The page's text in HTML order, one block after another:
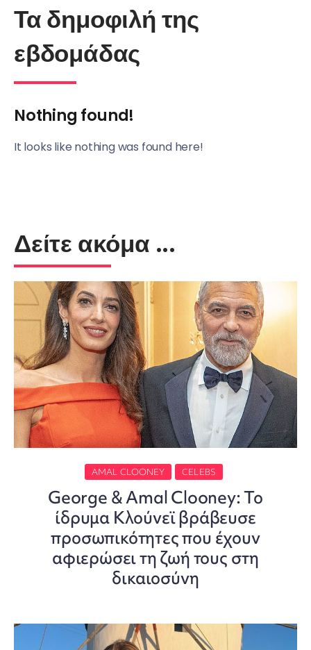
Τα δημοφιλή της
εβδομάδας
Nothing found!
It looks like nothing was found here!
Δείτε ακόμα ...
AMAL CLOONEY CELEBS
George & Amal Clooney: Το
ίδρυμα Κλούνεϊ βράβευσε
προσωπικότητες που έχουν
αφιερώσει τη ζωή τους στη
δικαιοσύνη